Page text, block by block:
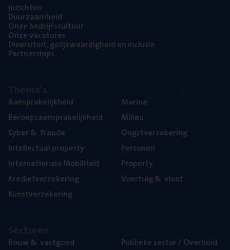
Inzich­ten
Duur­zaam­heid
Onze bedrijfs­cul­tuur
Onze vaca­tu­res
Diver­si­teit, gelijk­waar­dig­heid en inclusie
Part­ner­ships
Aan­spra­ke­lijk­heid
Beroeps­aan­spra­ke­lijk­heid
Cyber& fraude
Intel­lec­tu­al property
Inter­na­ti­o­na­le Mobiliteit
Kre­diet­ver­ze­ke­ring
Kunst­ver­ze­ke­ring
Mari­ne
Mili­eu
Oogst­ver­ze­ke­ring
Per­so­nen
Pro­per­ty
Voer­tuig& vloot
Bouw& vastgoed
Publie­ke sec­tor / Overheid